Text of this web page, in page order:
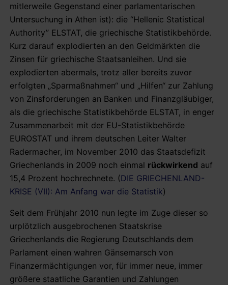
mitlerweile Gegenstand einer parlamentarischen
Untersuchung in Athen ist): die “Hellenic Statistical
Authority” ELSTAT, die griechische Statistikbehörde.
Kurz darauf explodierten an den Geldmärkten die
Zinsen für griechische Staatsanleihen. Und sie
explodierten abermals, trotz aller bereits zuvor
erfolgten „Sparmaßnahmen“ und „Hilfen“ zur Zahlung
von Zinsforderungen an Banken und Finanzgläubiger,
als die griechische Statistikbehörde ELSTAT, in enger
Zusammenarbeit mit der EU-Statistikbehörde
EUROSTAT und ihrem deutschen Leiter Walter
Radermacher, im November 2010 das Staatsdefizit
Griechenlands in 2009 noch einmal rückwirkend auf
15,4 Prozent hochrechnete. (DIE GRIECHENLAND-
KRISE (VII): Am Anfang war die Statistik)
Seit dem Frühjahr 2010 nun legte im Zuge dieser so
urplötzlich ausgebrochenen Staatskrise
Griechenlands die Regierung Deutschlands dem
Parlament einen wahren Gänsemarsch von
Finanzermächtigungen vor, für immer neue, immer
größere staatliche Garantien und Zahlungen